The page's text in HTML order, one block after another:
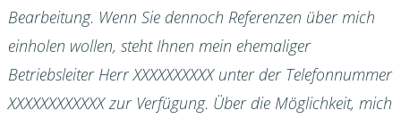
Bearbeitung. Wenn Sie dennoch Referenzen über mich
einholen wollen, steht Ihnen mein ehemaliger
Betriebsleiter Herr XXXXXXXXXX unter der Telefonnummer
XXXXXXXXXXXX zur Verfügung. Über die Möglichkeit, mich